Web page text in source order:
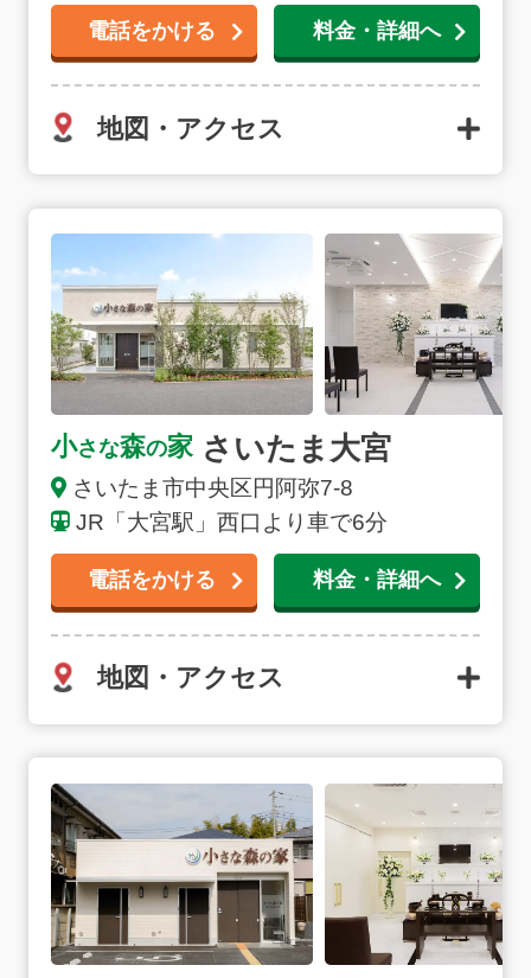
電話をかける 料金・詳細へ
地図・アクセス
小さな森の家 さいたま大宮
さいたま市中央区円阿弥7-8
JR「大宮駅」西口より車で6分
電話をかける 料金・詳細へ
地図・アクセス